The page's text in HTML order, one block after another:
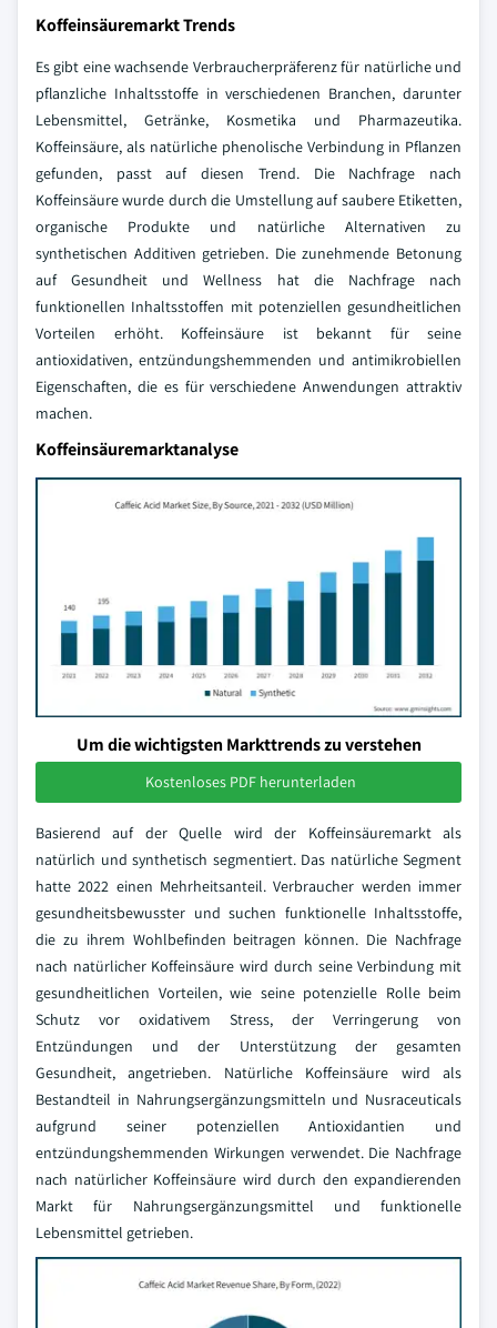
Koffeinsäuremarkt Trends
Es gibt eine wachsende Verbraucherpräferenz für natürliche und
pflanzliche Inhaltsstoffe in verschiedenen Branchen, darunter
Lebensmittel, Getränke, Kosmetika und Pharmazeutika.
Koffeinsäure, als natürliche phenolische Verbindung in Pflanzen
gefunden, passt auf diesen Trend. Die Nachfrage nach
Koffeinsäure wurde durch die Umstellung auf saubere Etiketten,
organische Produkte und natürliche Alternativen zu
synthetischen Additiven getrieben. Die zunehmende Betonung
auf Gesundheit und Wellness hat die Nachfrage nach
funktionellen Inhaltsstoffen mit potenziellen gesundheitlichen
Vorteilen erhöht. Koffeinsäure ist bekannt für seine
antioxidativen, entzündungshemmenden und antimikrobiellen
Eigenschaften, die es für verschiedene Anwendungen attraktiv
machen.
Koffeinsäuremarktanalyse
Um die wichtigsten Markttrends zu verstehen
Kostenloses PDF herunterladen
Basierend auf der Quelle wird der Koffeinsäuremarkt als
natürlich und synthetisch segmentiert. Das natürliche Segment
hatte 2022 einen Mehrheitsanteil. Verbraucher werden immer
gesundheitsbewusster und suchen funktionelle Inhaltsstoffe,
die zu ihrem Wohlbefinden beitragen können. Die Nachfrage
nach natürlicher Koffeinsäure wird durch seine Verbindung mit
gesundheitlichen Vorteilen, wie seine potenzielle Rolle beim
Schutz vor oxidativem Stress, der Verringerung von
Entzündungen und der Unterstützung der gesamten
Gesundheit, angetrieben. Natürliche Koffeinsäure wird als
Bestandteil in Nahrungsergänzungsmitteln und Nusraceuticals
aufgrund seiner potenziellen Antioxidantien und
entzündungshemmenden Wirkungen verwendet. Die Nachfrage
nach natürlicher Koffeinsäure wird durch den expandierenden
Markt für Nahrungsergänzungsmittel und funktionelle
Lebensmittel getrieben.